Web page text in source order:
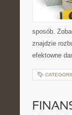
sposób.
znajdzie
efektowne